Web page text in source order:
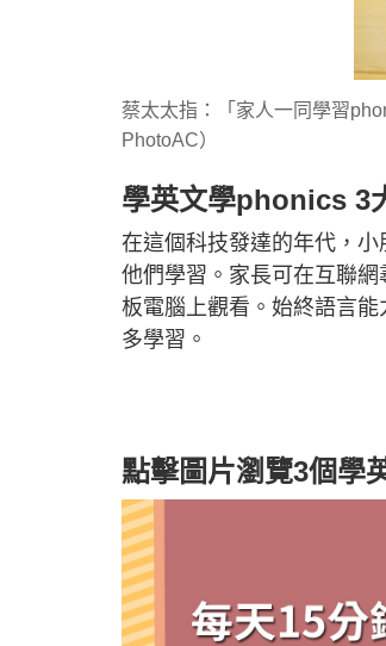
蔡太太指：「家人一同學習
PhotoAC）
學英文學phonics 3
在這個科技發達的年代，
他們學習。家長可在互聯
板電腦上觀看。始終語言
多學習。
點擊圖片瀏覽3個學